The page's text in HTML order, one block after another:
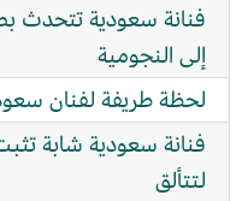
فنانة سعودية تتحدث
إلى النجومية
لحظة طريفة لفنان
فنانة سعودية شابة
لتتألق